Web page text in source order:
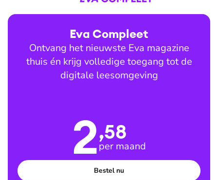
Eva Compleet
Ontvang het nieuwste Eva magazine
thuis én krijg volledige toegang tot de
digitale leesomgeving
2,58
per maand
Bestel nu